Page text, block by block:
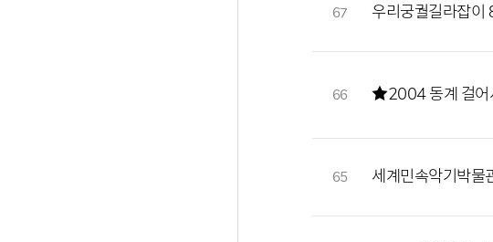
67 우리궁궐길라잡이
66 ★2004 동계 걸어
65 세계민속악기박물